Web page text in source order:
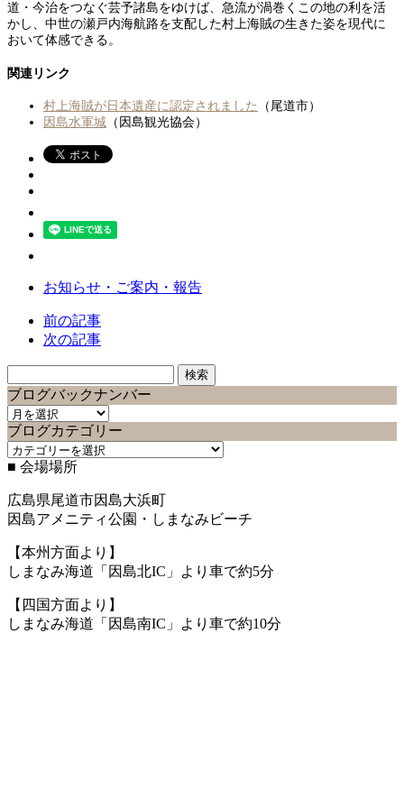
道・今治をつなぐ芸予諸島をゆけば、急流が渦巻くこの地の利を活
かし、中世の瀬戸内海航路を支配した村上海賊の生きた姿を現代に
おいて体感できる。
関連リンク
村上海賊が日本遺産に認定されました
（尾道市）
因島水軍城 （因島観光協会）
お知らせ・ご案内・報告
前の記事
次の記事
索:
ブログバックナンバー
ブ
ロ
グ
バ
ッ
ク
ナ
ン
バ
ー
ブログカテゴリー
ブ
ロ
カ
テ
ゴ
リ
ー
■ 会場場所
広島県尾道市因島大浜町
因島アメニティ公園・しまなみビーチ
【本州方面より】
しまなみ海道「因島北IC」より車で約5分
【四国方面より】
しまなみ海道「因島南IC」より車で約10分